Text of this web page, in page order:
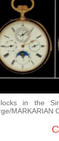
in the Sir
MARKARIAN